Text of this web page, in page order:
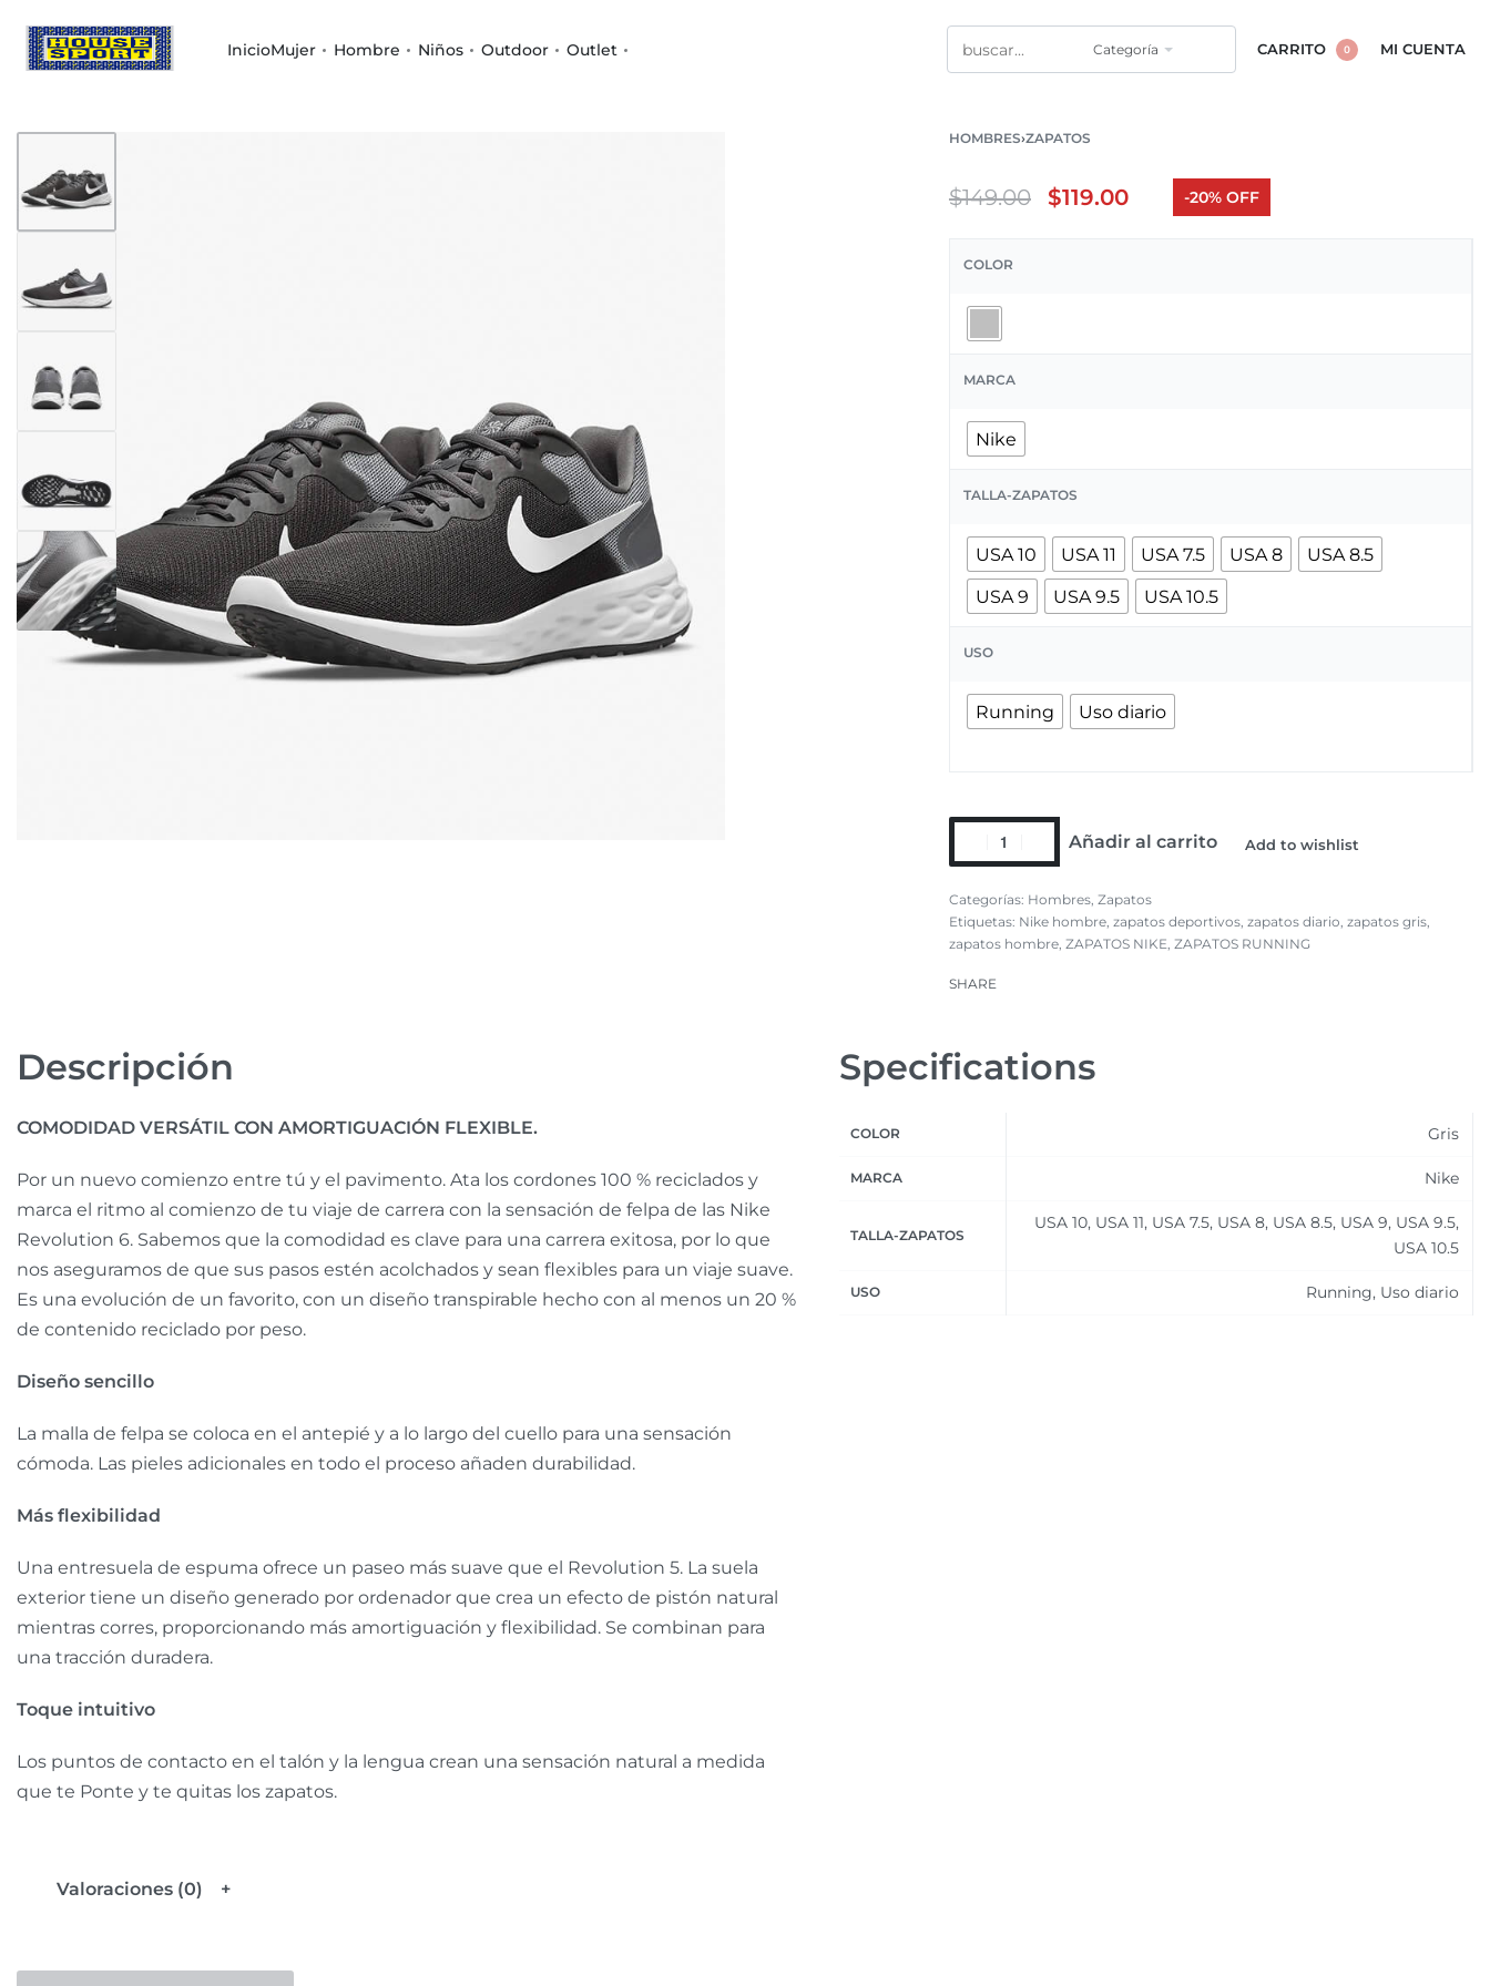
InicioMujer Hombre Niños Outdoor Outlet Categoría CARRITO 0 MI CUENTA
HOMBRES›ZAPATOS
$149.00 $119.00 -20% OFF
COLOR
MARCA
Nike
TALLA-ZAPATOS
USA 10 USA 11 USA 7.5 USA 8
USA 8.5
USA 9
USA 9.5 USA 10.5
USO
Running Uso diario
Añadir al carrito Add to wishlist
Categorías: Hombres, Zapatos
Etiquetas: Nike hombre, zapatos deportivos, zapatos diario, zapatos gris,
zapatos hombre, ZAPATOS NIKE, ZAPATOS RUNNING
SHARE
Descripción
COMODIDAD VERSÁTIL CON AMORTIGUACIÓN FLEXIBLE.
Por un nuevo comienzo entre tú y el pavimento. Ata los cordones 100 % reciclados y
marca el ritmo al comienzo de tu viaje de carrera con la sensación de felpa de las Nike
Revolution 6. Sabemos que la comodidad es clave para una carrera exitosa, por lo que
nos aseguramos de que sus pasos estén acolchados y sean flexibles para un viaje suave.
Es una evolución de un favorito, con un diseño transpirable hecho con al menos un 20 %
de contenido reciclado por peso.
Diseño sencillo
La malla de felpa se coloca en el antepié y a lo largo del cuello para una sensación
cómoda. Las pieles adicionales en todo el proceso añaden durabilidad.
Más flexibilidad
Una entresuela de espuma ofrece un paseo más suave que el Revolution 5. La suela
exterior tiene un diseño generado por ordenador que crea un efecto de pistón natural
mientras corres, proporcionando más amortiguación y flexibilidad. Se combinan para
una tracción duradera.
Toque intuitivo
Los puntos de contacto en el talón y la lengua crean una sensación natural a medida
que te Ponte y te quitas los zapatos.
Specifications
COLOR Gris
MARCA Nike
TALLA-ZAPATOS
USA 10, USA 11, USA 7.5, USA 8, USA 8.5, USA 9, USA 9.5,
USA 10.5
USO Running, Uso diario
Valoraciones (0)